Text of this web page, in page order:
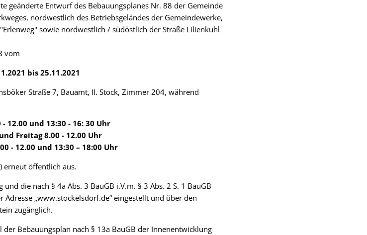
geänderte Entwurf des Bebauungsplanes Nr. 88 der Gemeinde
nordwestlich des Betriebsgeländes der Gemeindewerke,
sowie nordwestlich / südöstlich der Straße Lilienkuhl
vom
bis 25.11.2021
Straße 7, Bauamt, II. Stock, Zimmer 204, während
- 12.00 und 13:30 - 16: 30 Uhr
Freitag 8.00 - 12.00 Uhr
- 12.00 und 13:30 – 18:00 Uhr
erneut öffentlich aus.
die nach § 4a Abs. 3 BauGB i.V.m. § 3 Abs. 2 S. 1 BauGB
„www.stockelsdorf.de“ eingestellt und über den
zugänglich.
Bebauungsplan nach § 13a BauGB der Innenentwicklung